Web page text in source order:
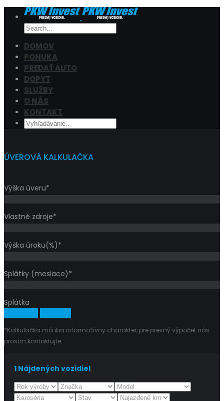
DOMOV
PONUKA
PREDAŤ AUTO
DOPYT
SLUŽBY
O NÁS
KONTAKT
Cena
Filtrovať
ÚVEROVÁ KALKULAČKA
Výška úveru*
Vlastné zdroje*
Výška úroku(%)*
Splátky (mesiace)*
Splátka
*Kalkulačka má iba informatívny charakter, pre presný výpočet nás
prosím kontaktujte.
1 Nájdených vozidiel